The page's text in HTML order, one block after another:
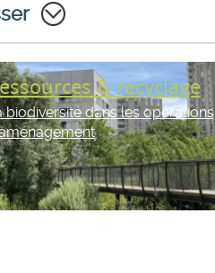
biodiversité dans les opérations
& recyclage